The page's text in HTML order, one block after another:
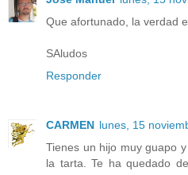
Que afortunado, la verdad
SAludos
Responder
CARMEN lunes, 15
Tienes un hijo muy guapo
la tarta. Te ha quedado